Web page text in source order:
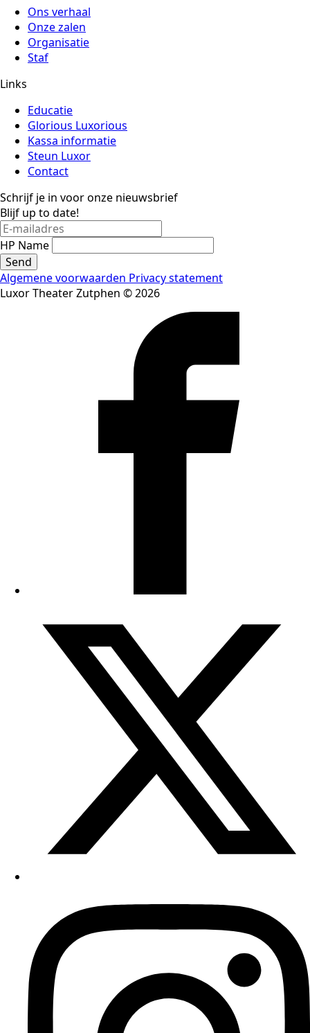
Ons verhaal
Onze zalen
Organisatie
Staf
Links
Educatie
Glorious Luxorious
Kassa informatie
Steun Luxor
Contact
Schrijf je in voor onze nieuwsbrief
Blijf up to date!
HP Name
Send
Algemene voorwaarden Privacy statement
Luxor Theater Zutphen © 2026